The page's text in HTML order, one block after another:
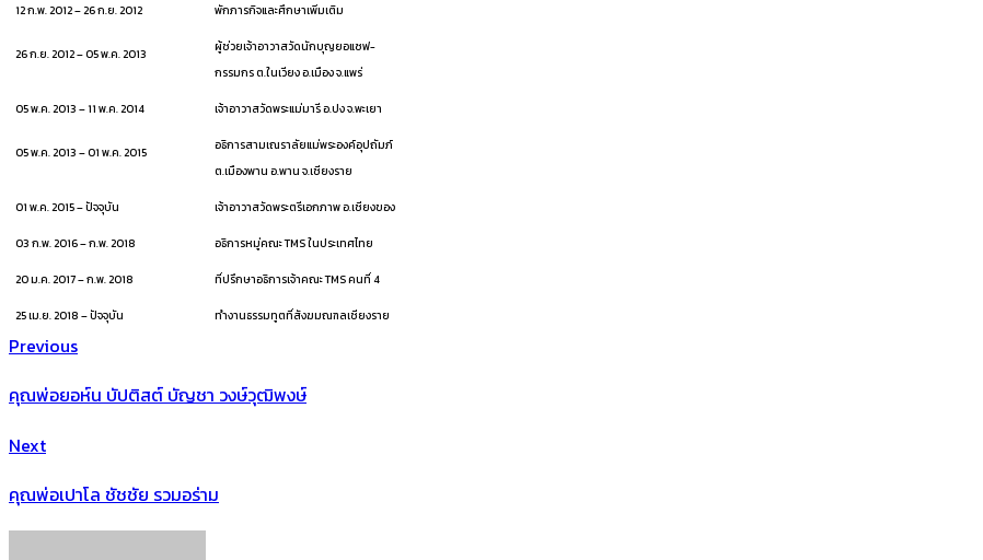
12 ก.พ. 2012 – 26 ก.ย. 2012 พักภารกิจและศึกษาเพิ่มเติม
26 ก.ย. 2012 – 05 พ.ค. 2013
ผู้ช่วยเจ้าอาวาสวัดนักบุญยอแซฟ-
กรรมกร ต.ในเวียง อ.เมือง จ.แพร่
05 พ.ค. 2013 – 11 พ.ค. 2014 เจ้าอาวาสวัดพระแม่มารี อ.ปง จ.พะเยา
05 พ.ค. 2013 – 01 พ.ค. 2015
อธิการสามเณราลัยแม่พระองค์อุปถัมภ์
ต.เมืองพาน อ.พาน จ.เชียงราย
01 พ.ค. 2015 – ปัจจุบัน เจ้าอาวาสวัดพระตรีเอกภาพ อ.เชียงของ
03 ก.พ. 2016 – ก.พ. 2018 อธิการหมู่คณะ TMS ในประเทศไทย
20 ม.ค. 2017 – ก.พ. 2018 ที่ปรึกษาอธิการเจ้าคณะ TMS คนที่ 4
25 เม.ย. 2018 – ปัจจุบัน ทำงานธรรมทูตที่สังฆมณฑลเชียงราย
Previous
คุณพ่อยอห์น บัปติสต์ บัญชา วงษ์วุฒิพงษ์
Next
คุณพ่อเปาโล ชัชชัย รวมอร่าม